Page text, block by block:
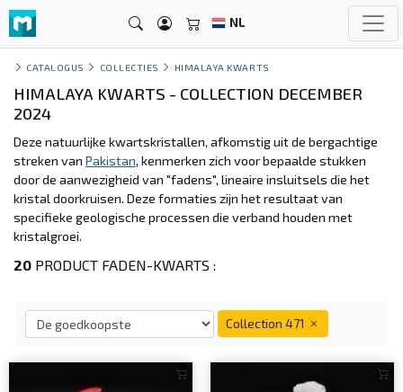
NL
CATALOGUS COLLECTIES HIMALAYA KWARTS
HIMALAYA KWARTS - COLLECTION DECEMBER
2024
Deze natuurlijke kwartskristallen, afkomstig uit de bergachtige
streken van Pakistan, kenmerken zich voor bepaalde stukken
door de aanwezigheid van "fadens", lineaire insluitsels die het
kristal doorkruisen. Deze formaties zijn het resultaat van
specifieke geologische processen die verband houden met
kristalgroei.
20 PRODUCT FADEN-KWARTS :
Collection 471